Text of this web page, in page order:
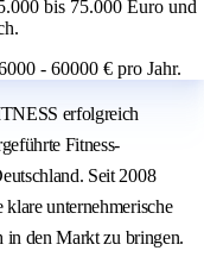
bis 75.000 Euro und
- 60000 € pro Jahr.
erfolgreich
Fitness-
Seit 2008
unternehmerische
in den Markt zu bringen.